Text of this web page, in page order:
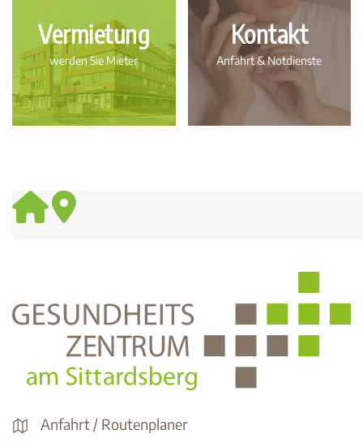
Vermietung
werden Sie Mieter
Kontakt
Anfahrt & Notdienste
Anfahrt / Routenplaner